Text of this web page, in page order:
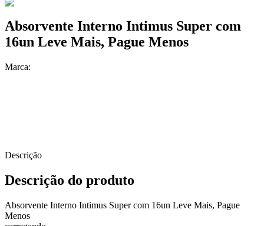
Absorvente Interno Intimus Super com
16un Leve Mais, Pague Menos
Marca:
Descrição
Descrição do produto
Absorvente Interno Intimus Super com 16un Leve Mais, Pague
Menos